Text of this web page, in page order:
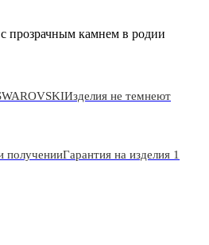
прозрачным камнем в родии
Изделия не темнеют
полученииГарантия на изделия 1